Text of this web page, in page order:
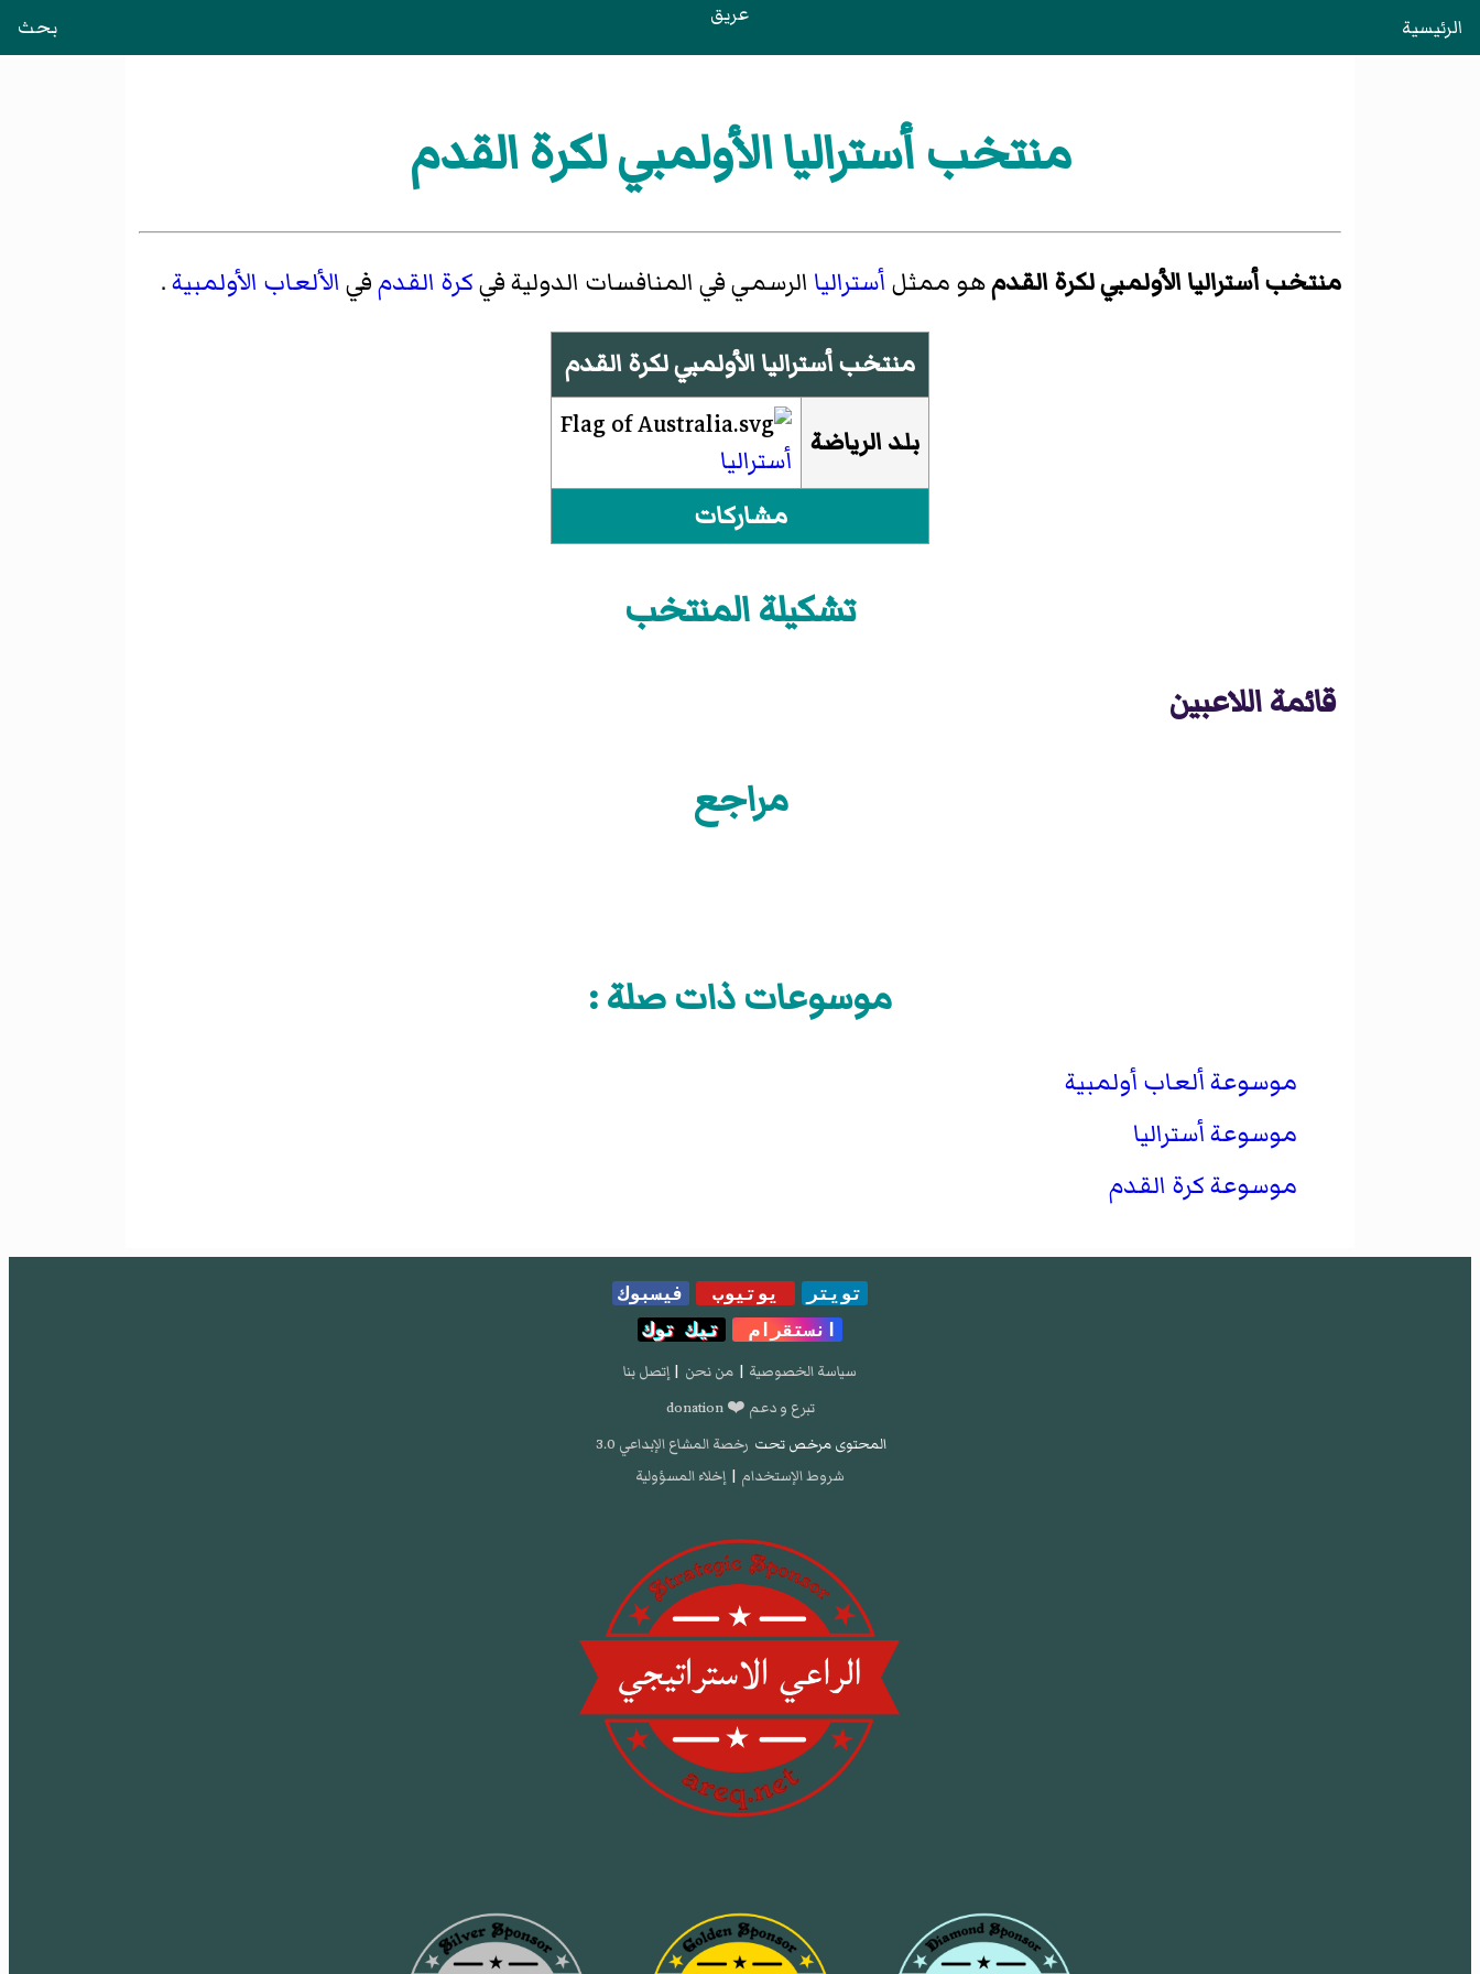
الرئيسية عريق بحث
منتخب أستراليا الأولمبي لكرة القدم
منتخب أستراليا الأولمبي لكرة القدمهو ممثل أستراليا الرسمي في المنافسات الدولية فيكرة القدمفي الألعاب الأولمبية.
منتخب أستراليا الأولمبي لكرة القدم
بلد الرياضة
أستراليا
مشاركات
تشكيلة المنتخب
قائمة اللاعبين
مراجع
موسوعات ذات صلة :
موسوعة ألعاب أولمبية
موسوعة أستراليا
موسوعة كرة القدم
تويتر يوتيوب
فيسبوك
انستقرام
تيك توك
سياسة الخصوصية | من نحن | إتصل بنا
تبرع و دعم ❤️ donation
المحتوى مرخص تحت رخصة المشاع الإبداعي 3.0
شروط الإستخدام | إخلاء المسؤولية